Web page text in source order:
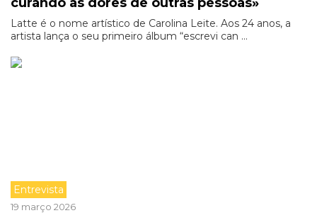
Latte é o nome artístico de Carolina Leite. Aos 24 anos, a
artista lança o seu primeiro álbum “escrevi can ...
Entrevista
19 março 2026